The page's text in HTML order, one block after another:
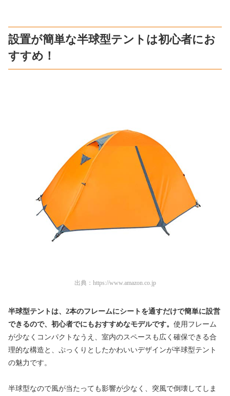
設置が簡単な半球型テントは初心者にお
すすめ！
出典： https://www.amazon.co.jp
半球型テントは、 2本のフレームにシートを通すだけで簡単に設営
できるので、 初心者でにもおすすめなモデルです。 使用フレーム
が少なくコンパクトなうえ、 室内のスペースも広く確保できる合
理的な構造と、 ぷっくりとしたかわいいデザインが半球型テント
の魅力です。
半球型なので風が当たっても影響が少なく、 突風で倒壊してしま